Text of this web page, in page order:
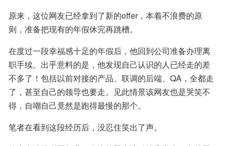
原来，这位网友已经拿到了新的offer，本着不浪费的原
则，准备把现有的年假休完再跳槽。
在度过一段幸福感十足的年假后，他回到公司准备办理离
职手续。出乎意料的是，他发现自己认识的人已经走的差
不多了！包括以前对接的产品、联调的后端、QA，全都走
了，甚至自己的领导也要走。见此情景该网友也是哭笑不
得，自嘲自己竟然是跑得最慢的那个。
笔者在看到这段经历后，没忍住笑出了声。